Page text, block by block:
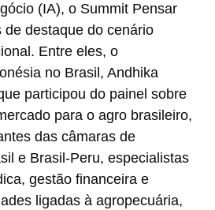
(IA), o Summit Pensar
de destaque do cenário
Entre eles, o
no Brasil, Andhika
participou do painel sobre
para o agro brasileiro,
das câmaras de
e Brasil-Peru, especialistas
gestão financeira e
ligadas à agropecuária,